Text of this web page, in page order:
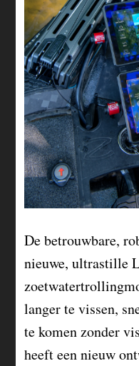
De betrouwbare,
nieuwe, ultrastille
langer te vissen,
te komen zonder
heeft een nieuw